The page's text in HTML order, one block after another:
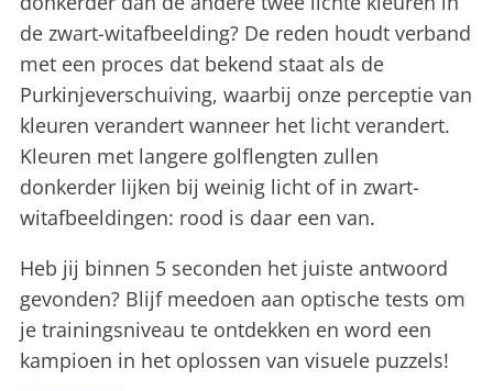
de zwart-witafbeelding? De reden houdt verband
met een proces dat bekend staat als de
Purkinjeverschuiving, waarbij onze perceptie van
kleuren verandert wanneer het licht verandert.
Kleuren met langere golflengten zullen
donkerder lijken bij weinig licht of in zwart-
witafbeeldingen: rood is daar een van.
Heb jij binnen 5 seconden het juiste antwoord
gevonden? Blijf meedoen aan optische tests om
je trainingsniveau te ontdekken en word een
kampioen in het oplossen van visuele puzzels!